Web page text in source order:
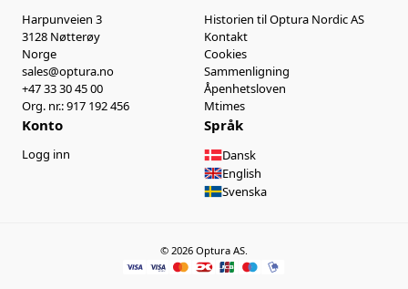
Harpunveien 3
3128 Nøtterøy
Norge
sales@optura.no
+47 33 30 45 00
Org. nr.: 917 192 456
Historien til Optura Nordic AS
Kontakt
Cookies
Sammenligning
Åpenhetsloven
Mtimes
Konto
Logg inn
Språk
Dansk
English
Svenska
© 2026 Optura AS.